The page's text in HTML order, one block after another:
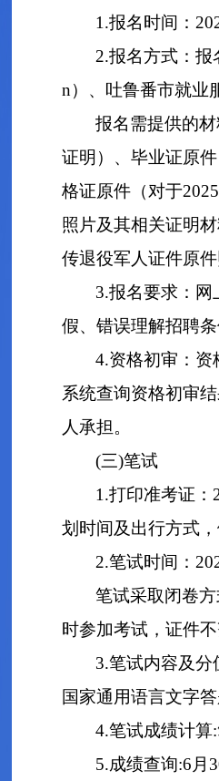
1.报名时间：
2.报名方式：
n）、吐鲁番市就业
报名需提供的
证明）、毕业证原
格证原件（对于
照片及其相关证明
传退役军人证件原件
3.报名要求：
假、错误理解招聘
4.资格初审：
系统查询资格初审
人承担。
(三)笔试
1.打印准考证
划时间及出行方式，
2.笔试时间：
笔试采取闭卷
时参加考试，证件
3.笔试内容及
国家通用语言文字
4.笔试成绩计算
5.成绩查询:6月